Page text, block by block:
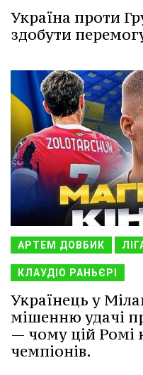
Україна проти
здобути
АРТЕМ ДОВБИК
КЛАУДІО РАНЬЄРІ
Українець у
мішенню удачі
— чому цій Ромі
чемпіонів.